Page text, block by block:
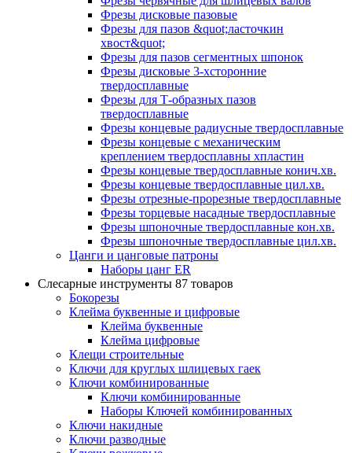
Фрезы дисковые пазовые
Фрезы для пазов &quot;ласточкин
хвост&quot;
Фрезы для пазов сегментных шпонок
Фрезы дисковые 3-хсторонние
твердосплавные
Фрезы для Т-образных пазов
твердосплавные
Фрезы концевые радиусные твердосплавные
Фрезы концевые с механическим
креплением твердосплавны хпластин
Фрезы концевые твердосплавные конич.хв.
Фрезы концевые твердосплавные цил.хв.
Фрезы отрезные-прорезные твердосплавные
Фрезы торцевые насадные твердосплавные
Фрезы шпоночные твердосплавные кон.хв.
Фрезы шпоночные твердосплавные цил.хв.
Цанги и цанговые патроны
Наборы цанг ER
Слесарные инструменты 87 товаров
Бокорезы
Клейма буквенные и цифровые
Клейма буквенные
Клейма цифровые
Клещи строительные
Ключи для круглых шлицевых гаек
Ключи комбинированные
Ключи комбинированные
Наборы Ключей комбинированных
Ключи накидные
Ключи разводные